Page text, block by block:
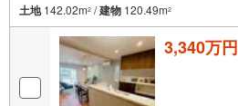
土地142.02m2 /建物 120.49m2
3,340万円